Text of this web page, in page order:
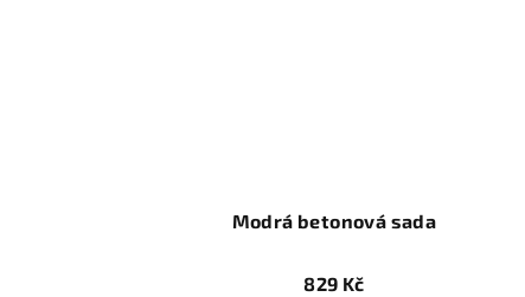
Modrá betonová sada
829 Kč